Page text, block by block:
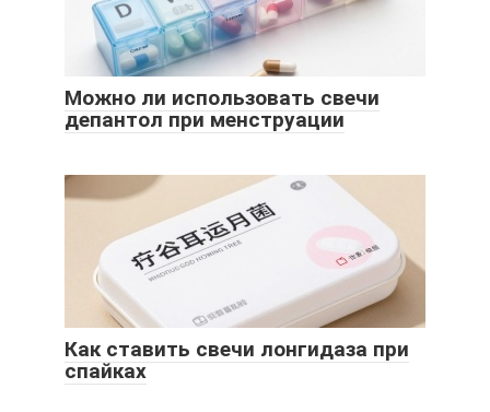
Можно ли использовать свечи
депантол при менструации
Как ставить свечи лонгидаза при
спайках